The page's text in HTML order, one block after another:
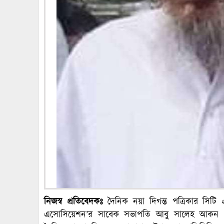
নিজস্ব প্রতিবেদকঃদৈনিক নয়া দিগন্ত পত্রিকার সিটি
এসোসিয়েশন’র সাবেক সভাপতি আবু সালেহ আকন